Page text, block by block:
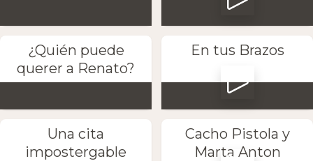
¿Quién puede
querer a Renato?
En tus Brazos
Una cita
impostergable
Cacho Pistola y
Marta Anton